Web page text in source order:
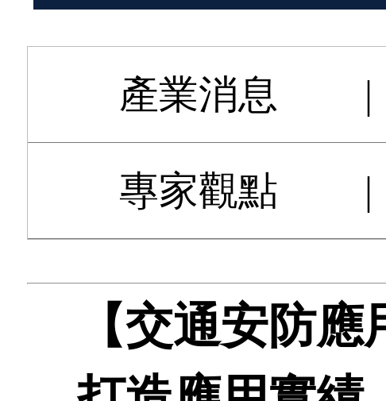
產業消息 |
專家觀點 |
【交通安防